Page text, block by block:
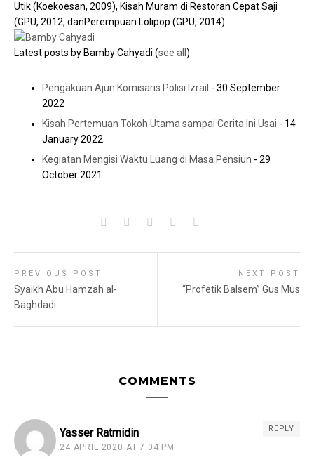
Utik (Koekoesan, 2009), Kisah Muram di Restoran Cepat Saji
(GPU, 2012, danPerempuan Lolipop (GPU, 2014).
Latest posts by Bamby Cahyadi (see all )
Pengakuan Ajun Komisaris Polisi Izrail - 30 September
2022
Kisah Pertemuan Tokoh Utama sampai Cerita Ini Usai - 14
January 2022
Kegiatan Mengisi Waktu Luang di Masa Pensiun - 29
October 2021
PREVIOUS POST
Syaikh Abu Hamzah al-
Baghdadi
NEXT POST
“Profetik Balsem” Gus Mus
COMMENTS
Yasser Ratmidin
24 APRIL 2020 AT 7:04 PM
REPLY